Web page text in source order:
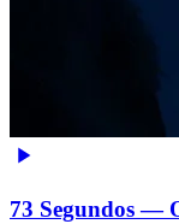
73 Segundos —